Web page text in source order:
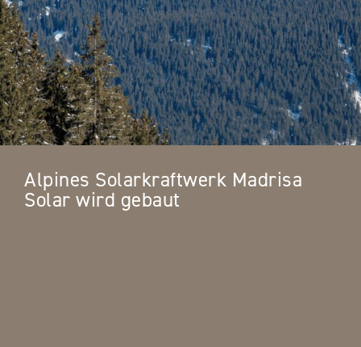
Alpines Solarkraftwerk Madrisa
Solar wird gebaut